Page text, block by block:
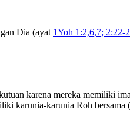
Dia (ayat 1Yoh 1:2,6,7; 2:22-
karena mereka memiliki
karunia-karunia Roh bersama (